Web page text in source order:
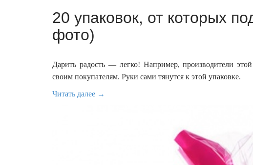
20 упаковок, от которых
фото)
Дарить радость — легко! Например, производители
своим покупателям. Руки сами тянутся к этой упаковке.
Читать далее →